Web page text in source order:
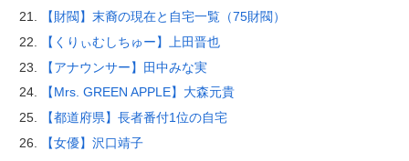
【財閥】末裔の現在と自宅一覧（75財閥）
【くりぃむしちゅー】上田晋也
【アナウンサー】田中みな実
【Mrs. GREEN APPLE】大森元貴
【都道府県】長者番付1位の自宅
【女優】沢口靖子